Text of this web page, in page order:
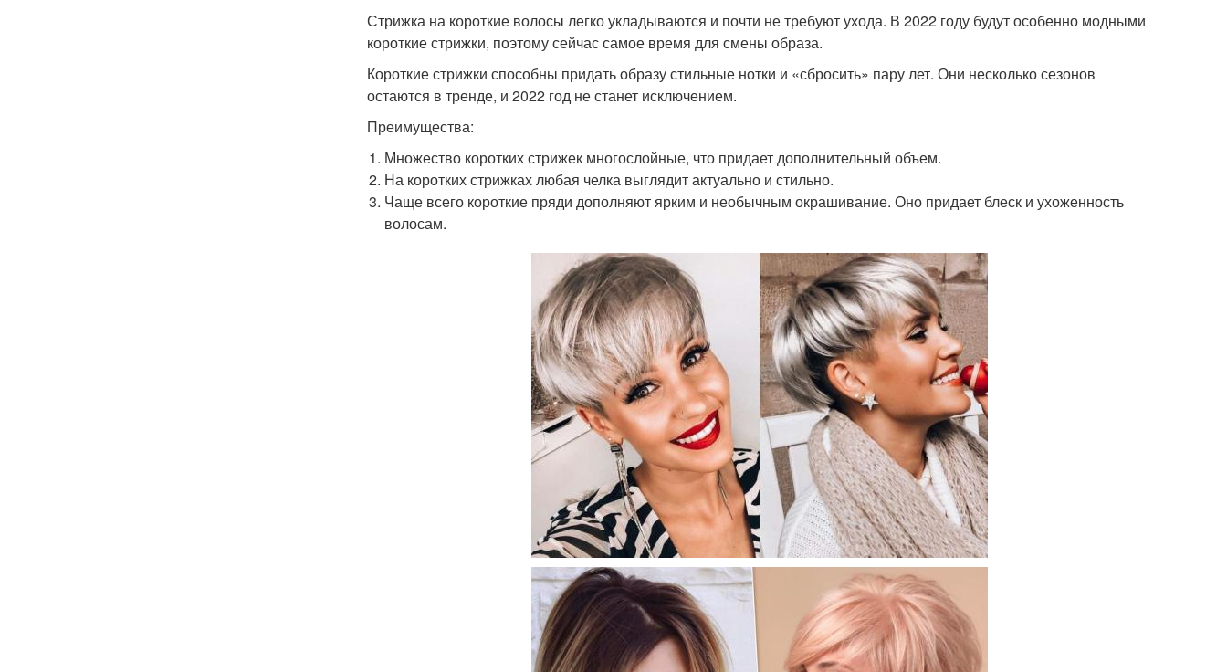
Стрижка на короткие волосы легко укладываются и почти не требуют ухода. В 2022 году будут особенно модными
короткие стрижки, поэтому сейчас самое время для смены образа.
Короткие стрижки способны придать образу стильные нотки и «сбросить» пару лет. Они несколько сезонов
остаются в тренде, и 2022 год не станет исключением.
Преимущества:
Множество коротких стрижек многослойные, что придает дополнительный объем.
На коротких стрижках любая челка выглядит актуально и стильно.
Чаще всего короткие пряди дополняют ярким и необычным окрашивание. Оно придает блеск и ухоженность
волосам.